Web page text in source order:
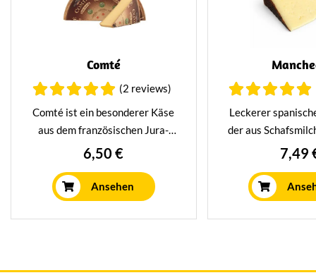
Comté
(2 reviews)
Comté ist ein besonderer Käse
aus dem französischen Jura-
Gebirge. Comté wird aus
Rohmilch hergestellt und hat
einen pikanten Geschmack mit
nussigem Aroma. Köstlich zum
Mittagessen, in warmen
6,50 €
Ansehen
Leckerer
der aus
wird. Ein
Produkt, das
Europäischen
ist. Passt
Getränke, aber
7,49